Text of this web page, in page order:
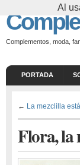
Complementos, moda,
PORTADA
← La mezclilla
Flora, la
Al